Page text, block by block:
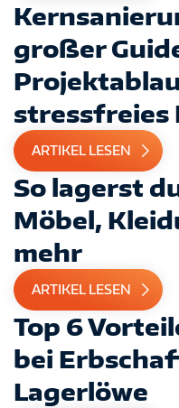
großer
stressfreies
ARTIKEL LESEN
So lagerst
Möbel,
mehr
ARTIKEL LESEN
Top 6
bei
Lagerlöwe